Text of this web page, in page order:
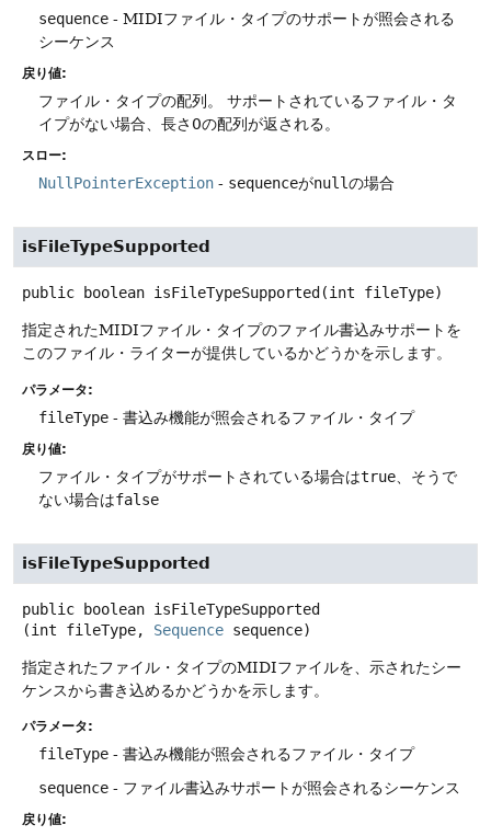
sequence - MIDIファイル・タイプのサポートが照会される
シーケンス
戻り値:
ファイル・タイプの配列。
サポートされているファイル・タ
イプがない場合、長さ0の配列が返される。
スロー:
NullPointerException - sequenceがnullの場合
isFileTypeSupported
public boolean isFileTypeSupported (int fileType)
指定されたMIDIファイル・タイプのファイル書込みサポートを
このファイル・ライターが提供しているかどうかを示します。
パラメータ:
fileType - 書込み機能が照会されるファイル・タイプ
戻り値:
ファイル・タイプがサポートされている場合はtrue 、そうで
ない場合はfalse
isFileTypeSupported
public boolean isFileTypeSupported
(int fileType, Sequence sequence)
指定されたファイル・タイプのMIDIファイルを、示されたシー
ケンスから書き込めるかどうかを示します。
パラメータ:
fileType - 書込み機能が照会されるファイル・タイプ
sequence - ファイル書込みサポートが照会されるシーケンス
戻り値: